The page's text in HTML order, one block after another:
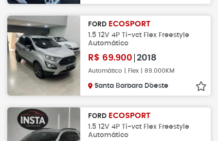
FORD ECOSPORT
1.5 12V 4P Ti-vct Flex Freestyle
Automático
R$ 69.900 2018
Automático | Flex | 89.000KM
Santa Barbara D´oeste
FORD ECOSPORT
1.5 12V 4P Ti-vct Flex Freestyle
Automático